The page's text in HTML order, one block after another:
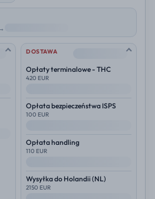
-- DOSTAWA --
Opłaty terminalowe - THC
420 EUR
Opłata bezpieczeństwa ISPS
100 EUR
Opłata handling
110 EUR
Wysyłka do Holandii (NL)
2150 EUR